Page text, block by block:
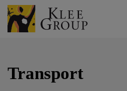
Aller
au
contenu
principal
Transport